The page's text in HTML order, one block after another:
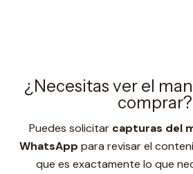
¿Necesitas ver el
comprar?
Puedes solicitar capturas del
WhatsApp para revisar el
que es exactamente lo que